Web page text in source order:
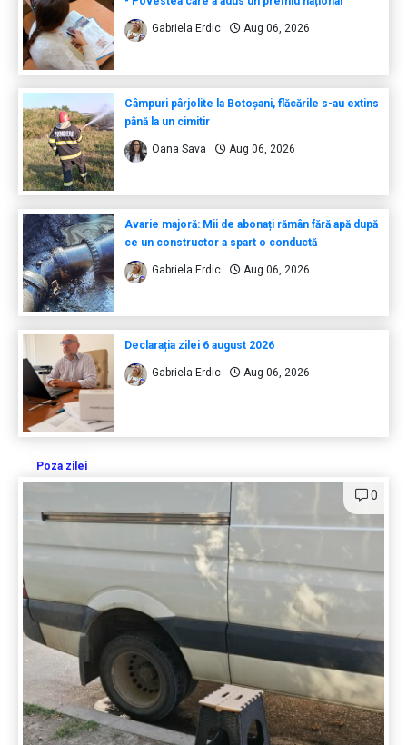
Gabriela Erdic Aug 06, 2026
Câmpuri pârjolite la Botoșani, flăcările s-au extins
până la un cimitir
Oana Sava Aug 06, 2026
Avarie majoră: Mii de abonați rămân fără apă după
ce un constructor a spart o conductă
Gabriela Erdic Aug 06, 2026
Declarația zilei 6 august 2026
Gabriela Erdic Aug 06, 2026
Poza zilei
0